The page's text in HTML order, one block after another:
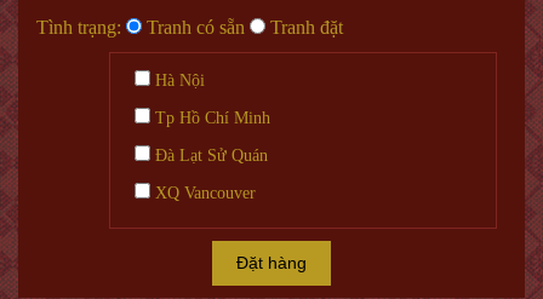
Tình trạng: Tranh có sẵn Tranh đặt
Hà Nội
Tp Hồ Chí Minh
Đà Lạt Sử Quán
XQ Vancouver
Đặt hàng